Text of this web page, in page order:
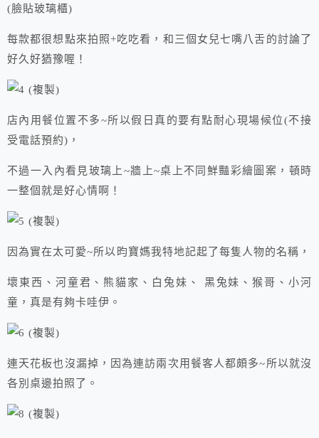
(臉貼玻璃櫃)
每款都很想點來拍照+吃吃看，和三個女兒七嘴八舌的討論了
好久好猶豫喔！
店內用餐位置不多~所以假日真的要有點耐心現場候位(不接
受電話預約)，
不過一入內看見玻璃上~牆上~桌上不同鮮豔彩繪圖案，頓時
一整個就是好心情啊！
因為實在太可愛~所以昀寶媽我特地記起了每隻人物的名稱，
壞東西、河童君、熊貓家、白兔妹、 黑兔妹、猴哥、小河
童，真是有夠卡哇伊。
連天花板也沒漏掉，因為連訪兩次用餐客人都頗多~所以就沒
各別桌邊拍照了。